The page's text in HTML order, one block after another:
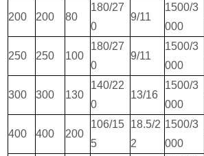
200 200 80
180/27
0
9/11
1500/3
000
250 250 100
180/27
0
9/11
1500/3
000
300 300 130
140/22
0
13/16
1500/3
000
400 400 200
106/15
5
18.5/2
2
1500/3
000